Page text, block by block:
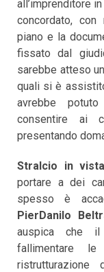
all’imprenditore
concordato,
piano e la
fissato dal
sarebbe atteso
quali si è
avrebbe
consentire ai
presentando
Stralcio in
portare a dei
spesso è
PierDanilo
auspica che il
fallimentare